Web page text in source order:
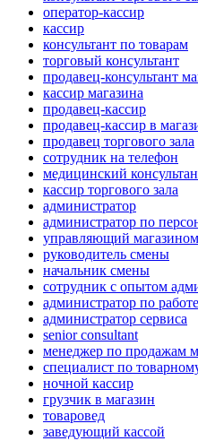
оператор-кассир
кассир
консультант по товарам
торговый консультант
продавец-консультант
кассир магазина
продавец-кассир
продавец-кассир в
продавец торгового зала
сотрудник на телефон
медицинский
кассир торгового зала
администратор
администратор по
управляющий магазином
руководитель смены
начальник смены
сотрудник с опытом
администратор по
администратор сервиса
senior consultant
менеджер по продажам
специалист по
ночной кассир
грузчик в магазин
товаровед
заведующий кассой